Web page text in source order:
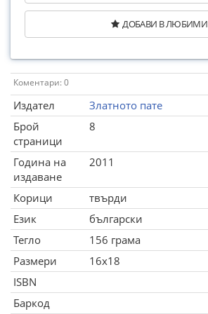
ДОБАВИ В ЛЮБИМИ
Коментари: 0
Издател
Златното пате
Брой
страници
8
Година на
издаване
2011
Корици
твърди
Език
български
Тегло
156 грама
Размери
16x18
ISBN
Баркод